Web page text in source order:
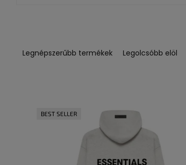
eLegnépszerűbb termékek Legolcsóbb elöl
BEST SELLER